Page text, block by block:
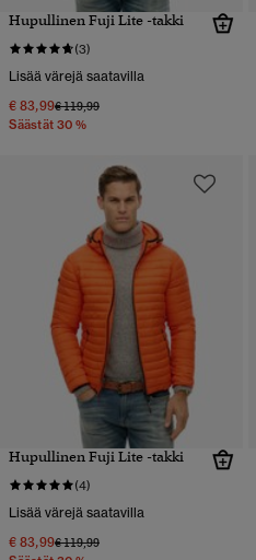
Hupullinen Fuji Lite -takki
(3)
Lisää värejä saatavilla
€ 83,99Hinta alennettu hinnasta
€ 119,99hintaan
Säästät 30 %
Hupullinen Fuji Lite -takki
(4)
Lisää värejä saatavilla
€ 83,99Hinta alennettu hinnasta
€ 119,99hintaan